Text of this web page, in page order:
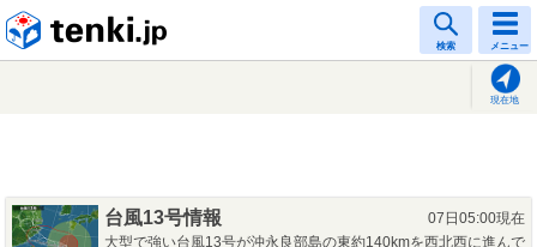
検索 メニュー
現在地
台風13号情報
07日05:00現在
大型で強い台風13号が沖永良部島の東約140kmを西北西に進んで